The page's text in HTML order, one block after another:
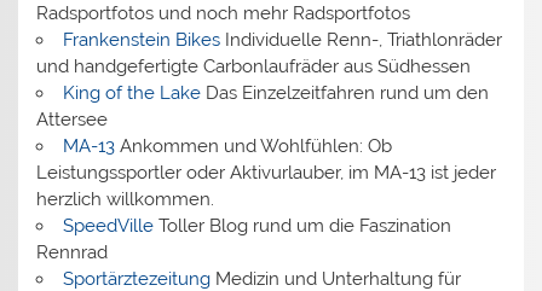
Radsportfotos und noch mehr Radsportfotos
Frankenstein BikesIndividuelle Renn-, Triathlonräder
und handgefertigte Carbonlaufräder aus Südhessen
King of the LakeDas Einzelzeitfahren rund um den
Attersee
MA-13Ankommen und Wohlfühlen: Ob
Leistungssportler oder Aktivurlauber, im MA-13 ist jeder
herzlich willkommen.
SpeedVilleToller Blog rund um die Faszination
Rennrad
SportärztezeitungMedizin und Unterhaltung für